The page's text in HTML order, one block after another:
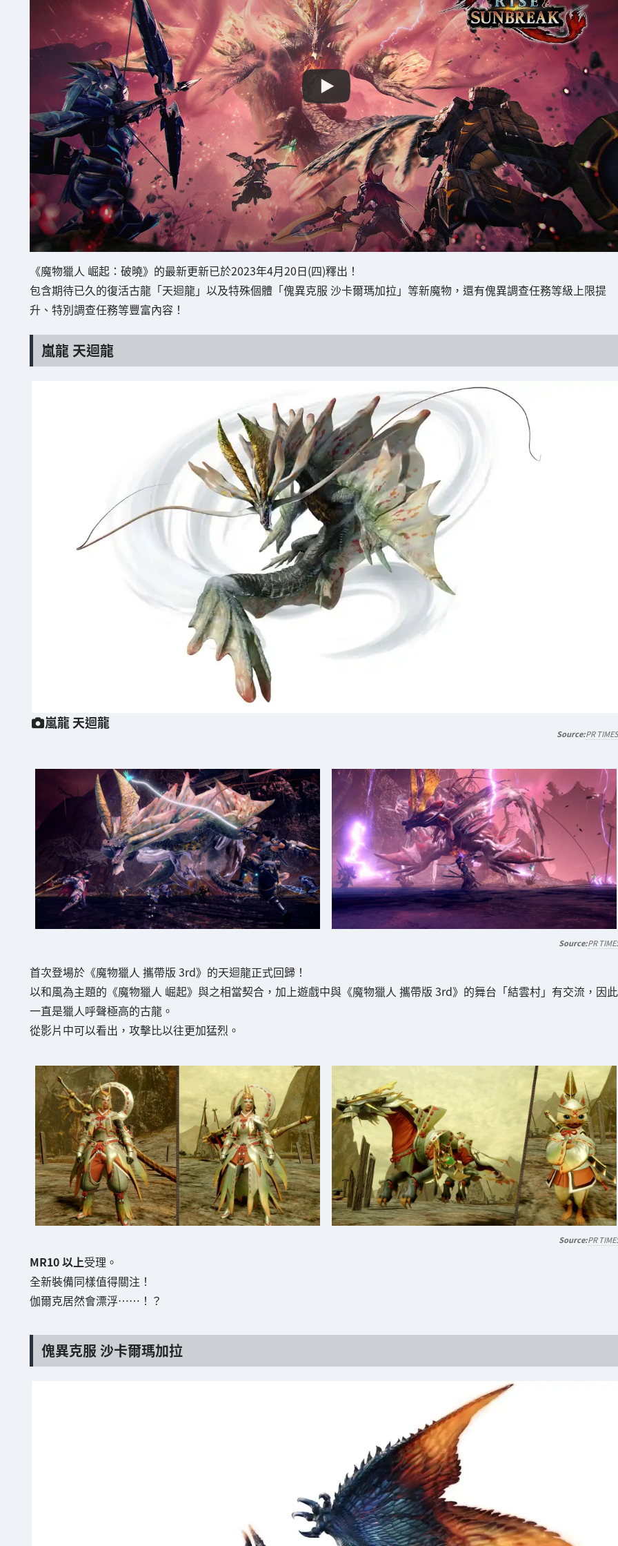
《魔物獵人 崛起：破曉》的最新更新已於2023年4月20日(四)釋出！
包含期待已久的復活古龍「天迴龍」以及特殊個體「傀異克服 沙卡爾瑪加拉」等新魔物，還有傀異調查任務等級上限提
升、特別調查任務等豐富內容！
嵐龍 天迴龍
嵐龍 天迴龍
PR TIMES
PR
首次登場於《魔物獵人 攜帶版 3rd》的天迴龍正式回歸！
以和風為主題的《魔物獵人 崛起》與之相當契合，加上遊戲中與《魔物獵人 攜帶版 3rd》的舞台「結雲村」有交流，因此
一直是獵人呼聲極高的古龍。
從影片中可以看出，攻擊比以往更加猛烈。
PR
MR10 以上受理。
全新裝備同樣值得關注！
伽爾克居然會漂浮……！？
傀異克服 沙卡爾瑪加拉